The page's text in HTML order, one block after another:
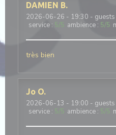
DAMIEN B
2026-06-26 - 19:30 - guests
service : 5 ambience : 5/5
très bien
Jo O
2026-06-13 - 19:00 - guests
service : ambience :